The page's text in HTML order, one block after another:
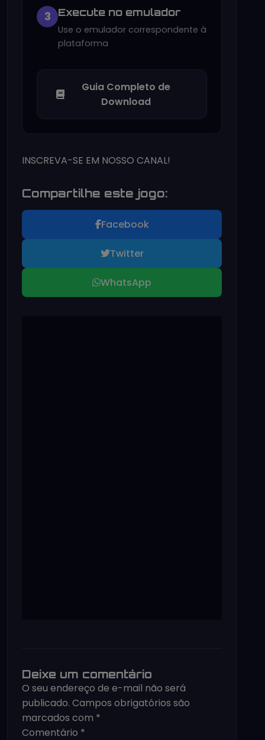
3 Execute no emulador
Use o emulador correspondente à
plataforma
Guia Completo de
Download
INSCREVA-SE EM NOSSO CANAL!
Compartilhe este jogo:
Facebook
Twitter
WhatsApp
Deixe um comentário
O seu endereço de e-mail não será
publicado. Campos obrigatórios são
marcados com *
Comentário *